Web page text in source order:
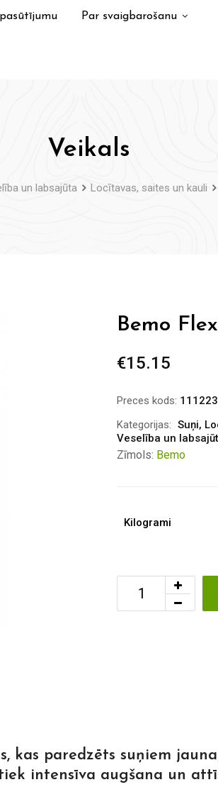
Par svaigbarošanu
Veikals
un labsajūta Locītavas, saites un kauli
Bemo
€15.15
Preces kods: 111223
Kategorijas: Suņi,
Veselība un
Zīmols: Bemo
Kilogrami
kas paredzēts suņiem
intensīva augšana un